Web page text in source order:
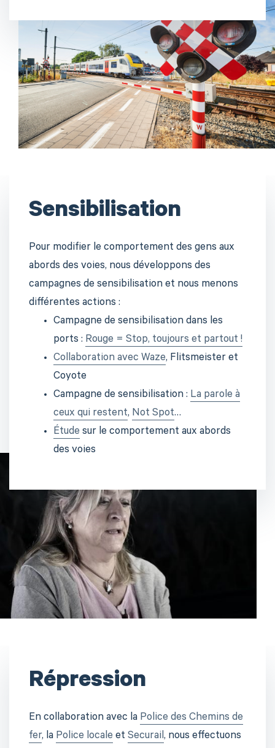
Sensibilisation
Pour modifier le comportement des gens aux
abords des voies, nous développons des
campagnes de sensibilisation et nous menons
différentes actions :
Campagne de sensibilisation dans les
ports : Rouge = Stop, toujours et partout !
Collaboration avec Waze, Flitsmeister et
Coyote
Campagne de sensibilisation : La parole à
ceux qui restent, Not Spot…
Étude sur le comportement aux abords
des voies
Répression
En collaboration avec la Police des Chemins de
fer, la Police locale et Securail, nous effectuons